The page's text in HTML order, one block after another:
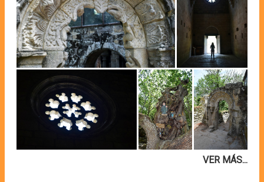
VER MÁS...